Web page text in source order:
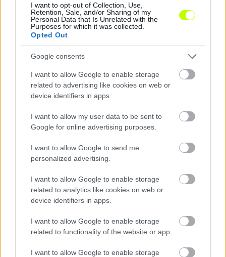
I want to opt-out of Collection, Use,
Retention, Sale, and/or Sharing of my
Personal Data that Is Unrelated with the
Purposes for which it was collected.
Opted Out
Google consents
I want to allow Google to enable storage
related to advertising like cookies on web or
device identifiers in apps.
I want to allow my user data to be sent to
Google for online advertising purposes.
I want to allow Google to send me
personalized advertising.
I want to allow Google to enable storage
related to analytics like cookies on web or
device identifiers in apps.
I want to allow Google to enable storage
related to functionality of the website or app.
I want to allow Google to enable storage
A Kispest–Vasas rangadóval kezdődik az NB I 4.
fordulója
2026.08.04.
Energiaválság: felfüggeszthetik a szektorbezárásokat,
zajlanak az egyeztetések
biztosított a kluboknak a szektorbezárási büntetések ideiglenes